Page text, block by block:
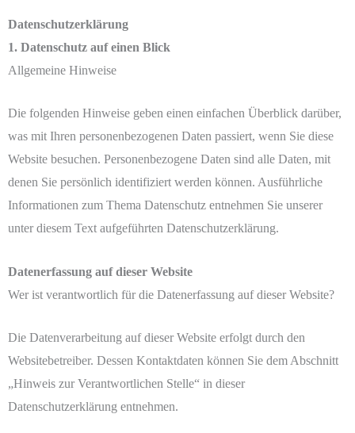
Datenschutzerklärung
1. Datenschutz auf einen Blick
Allgemeine Hinweise
Die folgenden Hinweise geben einen einfachen Überblick darüber,
was mit Ihren personenbezogenen Daten passiert, wenn Sie diese
Website besuchen. Personenbezogene Daten sind alle Daten, mit
denen Sie persönlich identifiziert werden können. Ausführliche
Informationen zum Thema Datenschutz entnehmen Sie unserer
unter diesem Text aufgeführten Datenschutzerklärung.
Datenerfassung auf dieser Website
Wer ist verantwortlich für die Datenerfassung auf dieser Website?
Die Datenverarbeitung auf dieser Website erfolgt durch den
Websitebetreiber. Dessen Kontaktdaten können Sie dem Abschnitt
„Hinweis zur Verantwortlichen Stelle“ in dieser
Datenschutzerklärung entnehmen.